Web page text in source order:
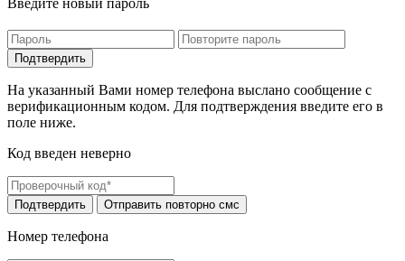
Введите новый пароль
На указанный Вами номер телефона выслано сообщение с
верификационным кодом. Для подтверждения введите его в
поле ниже.
Код введен неверно
Номер телефона